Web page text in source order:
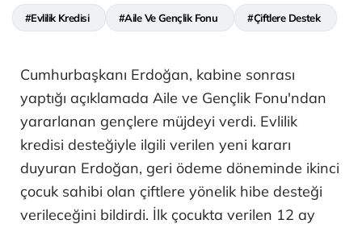
#Evlilik Kredisi #Aile Ve Gençlik Fonu #Çiftlere Destek
Cumhurbaşkanı Erdoğan, kabine sonrası
yaptığı açıklamada Aile ve Gençlik Fonu'ndan
yararlanan gençlere müjdeyi verdi. Evlilik
kredisi desteğiyle ilgili verilen yeni kararı
duyuran Erdoğan, geri ödeme döneminde ikinci
çocuk sahibi olan çiftlere yönelik hibe desteği
verileceğini bildirdi. İlk çocukta verilen 12 ay